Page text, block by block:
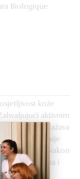
Biologique
kože
aktivnim
ublažava
Smanjuje
i svrbež. Nakon
smirena i